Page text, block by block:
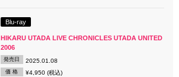
Blu-ray
HIKARU UTADA LIVE CHRONICLES UTADA UNITED
2006
発売日 2025.01.08
価 格 ¥4,950 (税込)